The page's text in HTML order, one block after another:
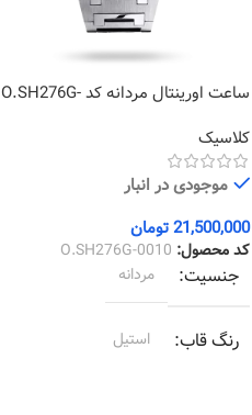
ساعت اورینتال مردانه کد O.SH276G-
کلاسیک
موجودی در انبار
21,500,000تومان
کد محصول: O.SH276G-0010
جنسیت مردانه
رنگ قاب استیل